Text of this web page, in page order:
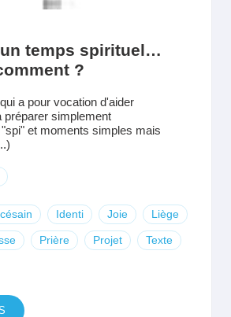
temps spirituel…
?
a pour vocation d'aider
préparer simplement
et moments simples mais
Identi Joie Liège
Prière Projet Texte